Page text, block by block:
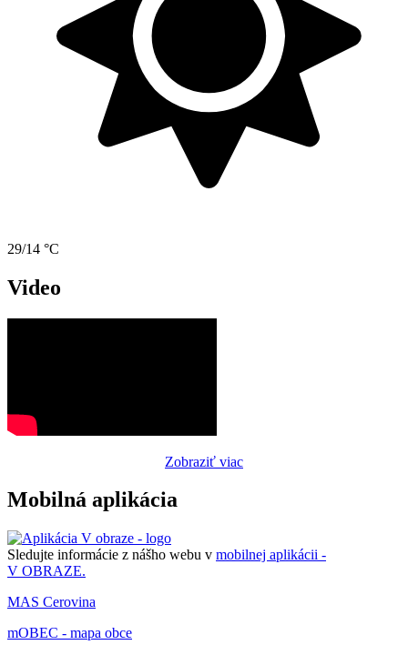
29/14 °C
Video
Zobraziť viac
Mobilná aplikácia
Sledujte informácie z nášho webu v mobilnej aplikácii -
V OBRAZE.
MAS Cerovina
mOBEC - mapa obce